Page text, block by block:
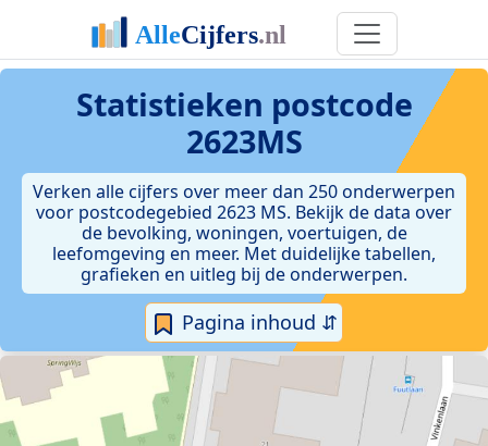
Statistieken postcode
2623MS
Verken alle cijfers over meer dan 250 onderwerpen
voor postcodegebied 2623 MS. Bekijk de data over
de bevolking, woningen, voertuigen, de
leefomgeving en meer. Met duidelijke tabellen,
grafieken en uitleg bij de onderwerpen.
Pagina inhoud ⇵